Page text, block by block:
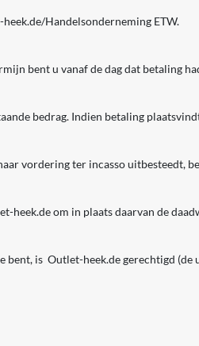
Handelsonderneming ETW.
bent u vanaf de dag dat betaling
bedrag. Indien betaling
vordering ter incasso uitbesteedt,
heek.de om in plaats daarvan de
bent, is Outlet-heek.de gerechtigd